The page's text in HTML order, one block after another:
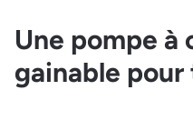
Une pompe à
gainable